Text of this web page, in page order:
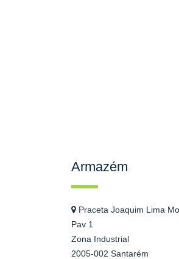
Armazém
Praceta Joaquim Lima
Pav 1
Zona Industrial
2005-002 Santarém